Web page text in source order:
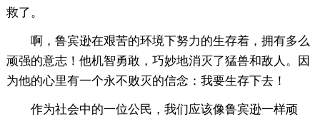
救了。
啊，鲁宾逊在艰苦的环境下努力的生存着，拥有多么
顽强的意志！他机智勇敢，巧妙地消灭了猛兽和敌人。因
为他的心里有一个永不败灭的信念：我要生存下去！
作为社会中的一位公民，我们应该像鲁宾逊一样顽